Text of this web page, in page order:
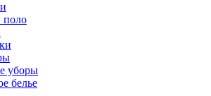
поло
уборы
белье